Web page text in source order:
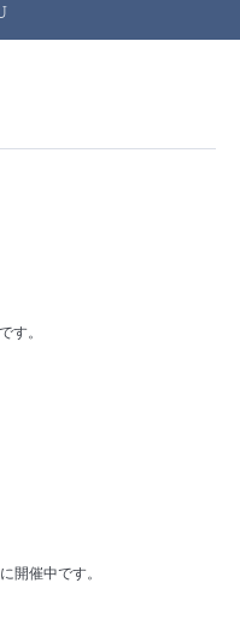
す。
開催中です。